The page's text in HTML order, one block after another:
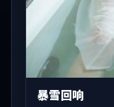
暴雪回响